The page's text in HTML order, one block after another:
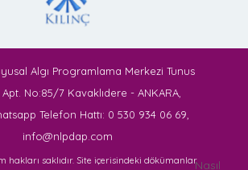
Algı Programlama Merkezi Tunus
No:85/7 Kavaklıdere - ANKARA,
Telefon Hattı: 0 530 934 06 69,
info@nlpdap.com
hakları saklıdır. Site içerisindeki dökümanlarNasıl